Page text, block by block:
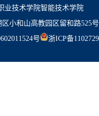
业技术学院智能技术学院
小和山高教园区留和路525号
号
浙ICP备